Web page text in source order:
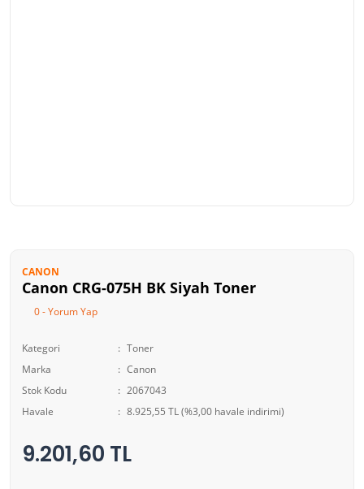
CANON
Canon CRG-075H BK Siyah Toner
0 - Yorum Yap
Kategori
Toner
Marka
Canon
Stok Kodu
2067043
Havale
8.925,55 TL (%3,00 havale indirimi)
9.201,60 TL